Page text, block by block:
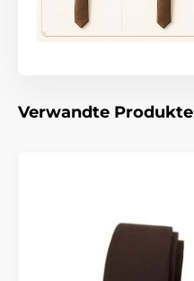
Verwandte Produkte